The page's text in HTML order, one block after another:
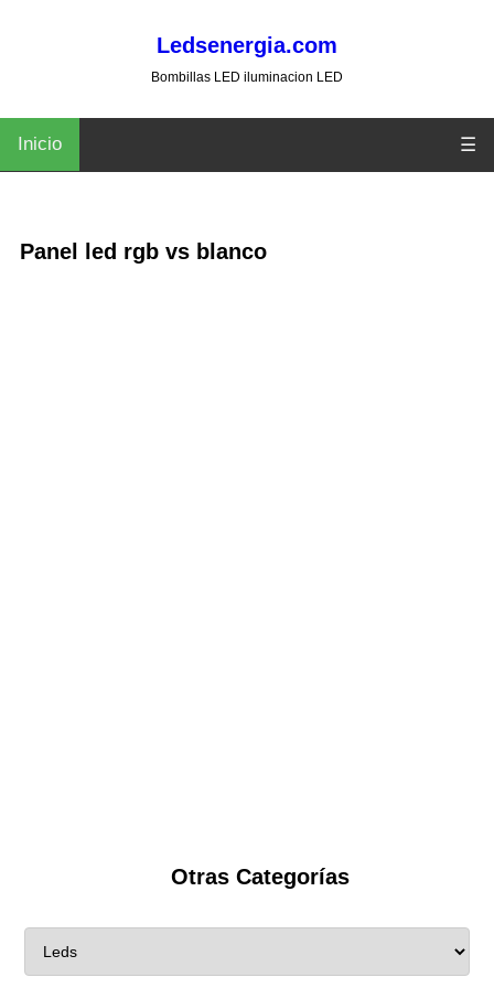
Ledsenergia.com
Bombillas LED iluminacion LED
Inicio ☰
Panel led rgb vs blanco
Otras Categorías